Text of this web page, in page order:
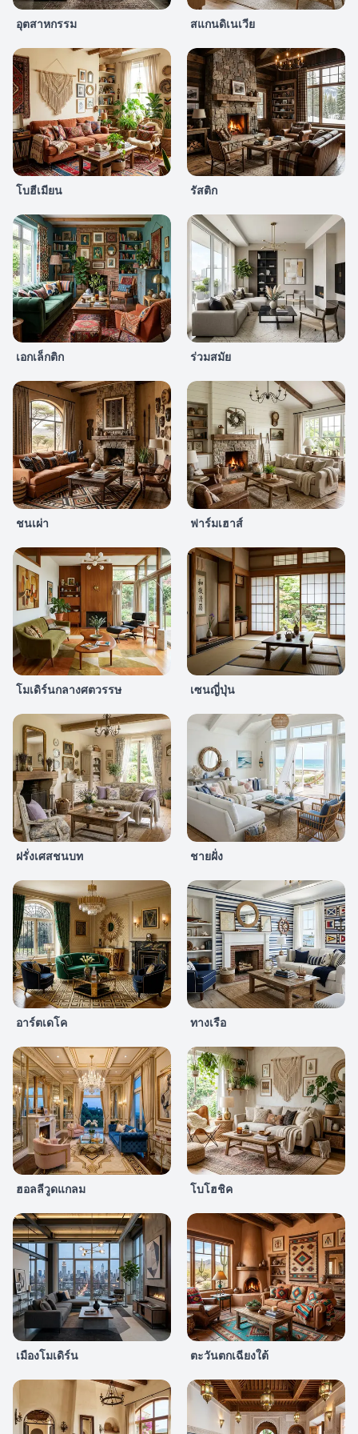
อุตสาหกรรม สแกนดิเนเวีย
โบฮีเมียน รัสติก
เอกเล็กติก ร่วมสมัย
ชนเผ่า ฟาร์มเฮาส์
โมเดิร์นกลางศตวรรษ เซนญี่ปุ่น
ฝรั่งเศสชนบท ชายฝั่ง
อาร์ตเดโค ทางเรือ
ฮอลลีวูดแกลม โบโฮชิค
เมืองโมเดิร์น ตะวันตกเฉียงใต้